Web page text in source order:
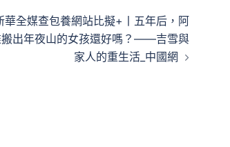
華全媒查包養網站比擬+丨五年后，阿
出年夜山的女孩還好嗎？——吉雪與
家人的重生活_中國網